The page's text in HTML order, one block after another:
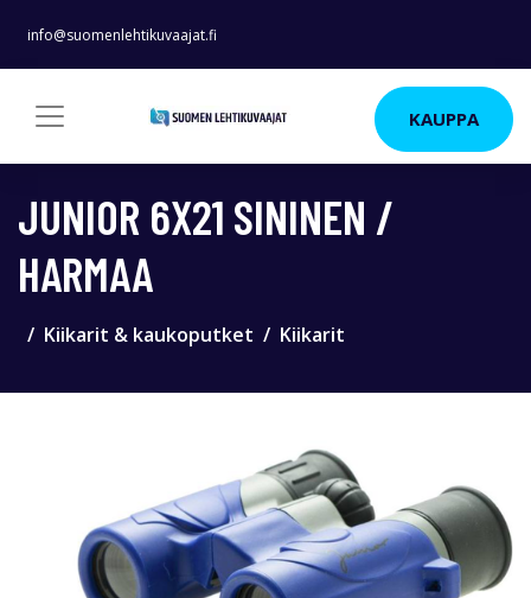
info@suomenlehtikuvaajat.fi
KAUPPA
JUNIOR 6X21 SININEN /
HARMAA
Kiikarit & kaukoputket Kiikarit